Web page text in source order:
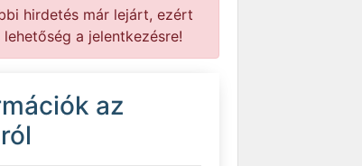
hirdetés már lejárt, ezért
lehetőség a jelentkezésre!
az